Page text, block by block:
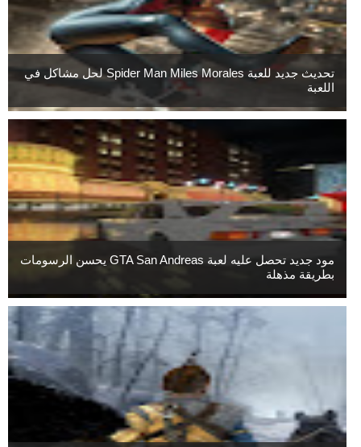
تحديث جديد للعبة Spider Man Miles Morales لحل مشاكل في
اللعبة
مود جديد تحصل عليه لعبة GTA San Andreas يحسن الرسومات
بطريقة مذهلة